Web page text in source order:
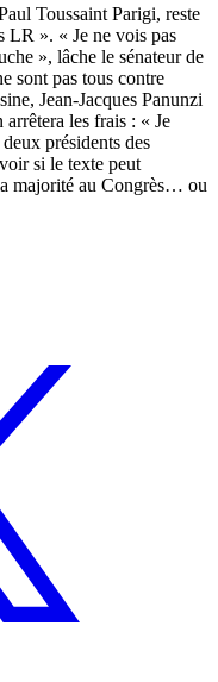
Toussaint Parigi, reste
LR ». « Je ne vois pas
», lâche le sénateur de
sont pas tous contre
Jean-Jacques Panunzi
les frais : « Je
présidents des
si le texte peut
majorité au Congrès… ou